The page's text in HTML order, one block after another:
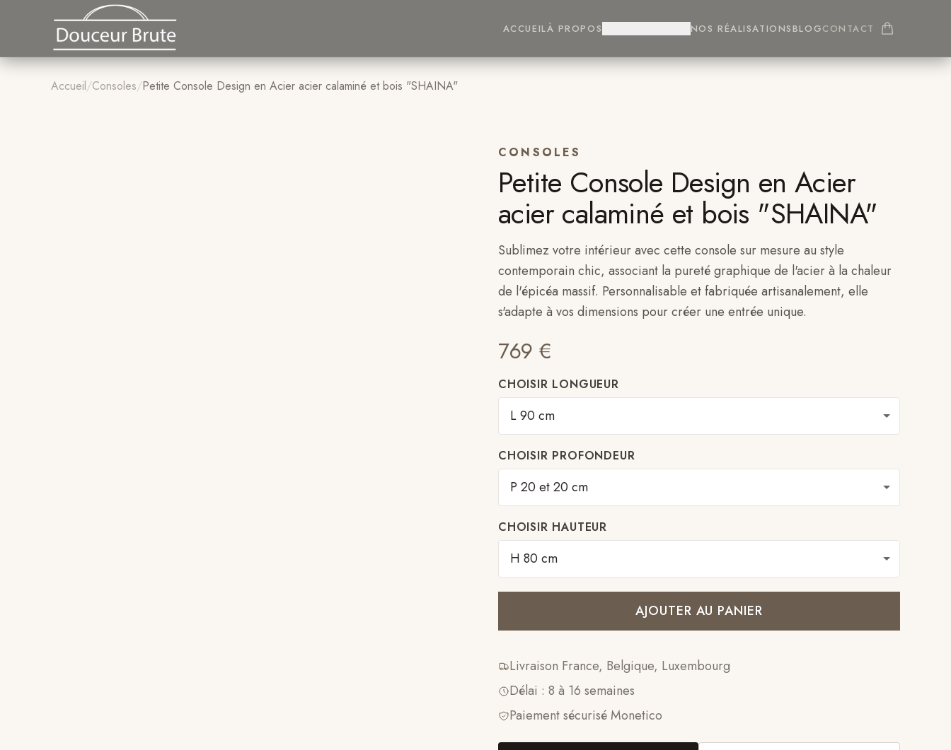
ACCUEILÀ PROPOS NOS RÉALISATIONSBLOGCONTACT
Accueil/Consoles/Petite Console Design en Acier acier calaminé et bois "SHAINA"
CONSOLES
Petite Console Design en Acier
acier calaminé et bois "SHAINA"
Sublimez votre intérieur avec cette console sur mesure au style
contemporain chic, associant la pureté graphique de l'acier à la chaleur
de l'épicéa massif. Personnalisable et fabriquée artisanalement, elle
s'adapte à vos dimensions pour créer une entrée unique.
769 €
CHOISIR LONGUEUR
CHOISIR PROFONDEUR
CHOISIR HAUTEUR
AJOUTER AU PANIER
Livraison France, Belgique, Luxembourg
Délai : 8 à 16 semaines
Paiement sécurisé Monetico